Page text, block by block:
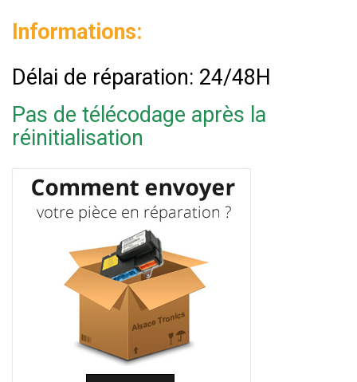
Informations:
Délai de réparation: 24/48H
Pas de télécodage après la
réinitialisation